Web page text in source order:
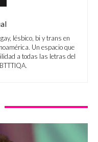
lésbico, bi y trans en
Un espacio que
a todas las letras del